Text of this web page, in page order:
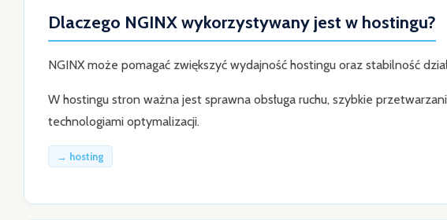
Dlaczego NGINX wykorzystywany jest w hostingu?
NGINX może pomagać zwiększyć wydajność hostingu oraz stabilność
W hostingu stron ważna jest sprawna obsługa ruchu, szybkie
technologiami optymalizacji.
→ hosting